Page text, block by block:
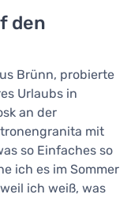
den
Brünn, probierte
Urlaubs in
an der
mit
so Einfaches so
ich es im Sommer
ich weiß, was